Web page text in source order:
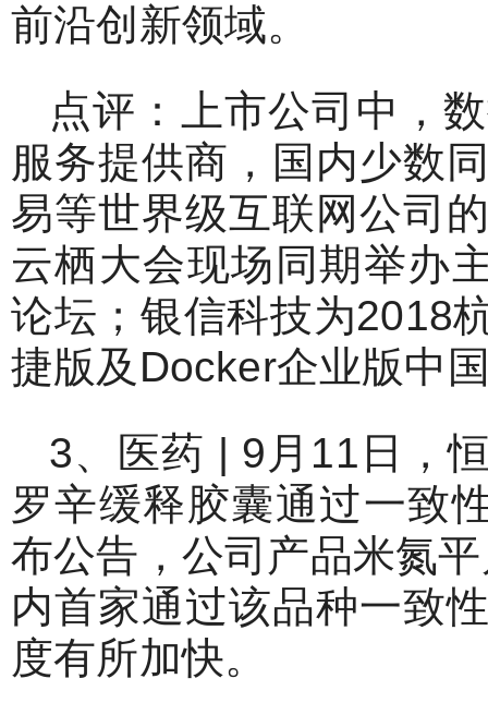
前沿创新领域。
点评：上市公司中，
服务提供商，国内少数
易等世界级互联网公司
云栖大会现场同期举办
论坛；银信科技为2018
捷版及Docker企业版中
3、医药 | 9月11日，
罗辛缓释胶囊通过一致
布公告，公司产品米氮
内首家通过该品种一致
度有所加快。